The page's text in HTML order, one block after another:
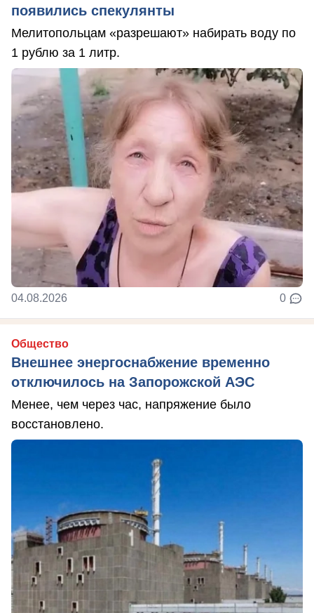
появились спекулянты
Мелитопольцам «разрешают» набирать воду по
1 рублю за 1 литр.
04.08.2026 0
Общество
Внешнее энергоснабжение временно
отключилось на Запорожской АЭС
Менее, чем через час, напряжение было
восстановлено.